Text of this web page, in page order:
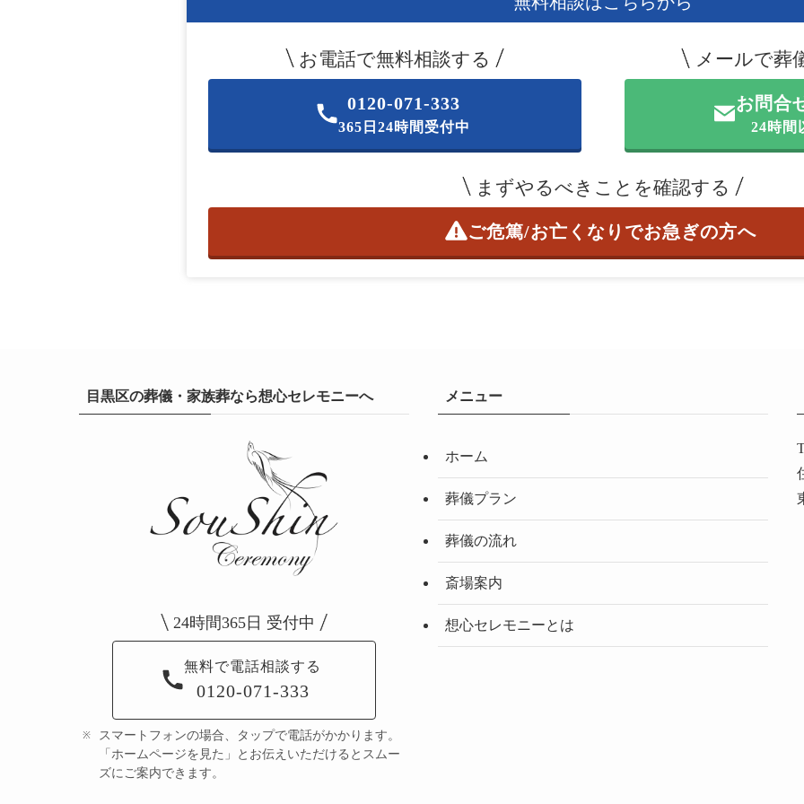
お電話で無料相談する
0120-071-333
365日24時間受付中
メールで葬
お問合
24時間
まずやるべきことを確認する
ご危篤/お亡くなりでお急ぎの方へ
目黒区の葬儀・家族葬なら想心セレモニーへ
24時間365日 受付中
無料で電話相談する
0120-071-333
スマートフォンの場合、タップで電話がかかります。
「ホームページを見た」とお伝えいただけるとスムー
ズにご案内できます。
メニュー
ホーム
葬儀プラン
葬儀の流れ
斎場案内
想心セレモニーとは